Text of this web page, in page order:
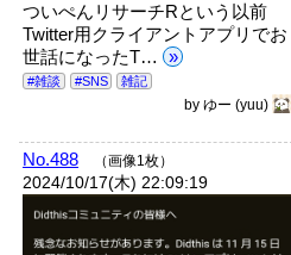
ついぺんリサーチRという以前
Twitter用クライアントアプリでお
世話になったT… »
#雑談 #SNS 雑記
byゆー(yuu)
No.488 （画像1枚）
2024/10/17(木) 22:09:19